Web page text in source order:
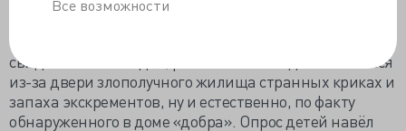
Все возможности
более несовершеннолетних на основании
свидетельств соседей, рассказавших о доносившихся
из-за двери злополучного жилища странных криках и
запаха экскрементов, ну и естественно, по факту
обнаруженного в доме «добра». Опрос детей навёл